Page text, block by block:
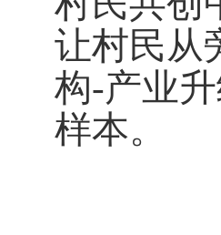
让村民从
构-产业
样本。